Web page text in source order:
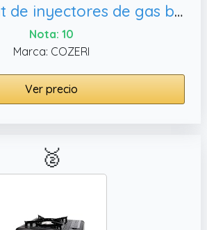
COZERI - Kit de inyectores de gas butano universal para estufa de gas propano, reemplazo perfecto para quemador
Nota: 10
Marca: COZERI
Ver precio
🥈